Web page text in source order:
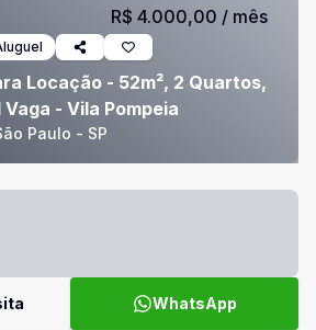
Locação - 52m², 2 Quartos,
Vaga - Vila Pompeia
Paulo - SP
R$ 4.000,00 / mês
WhatsApp